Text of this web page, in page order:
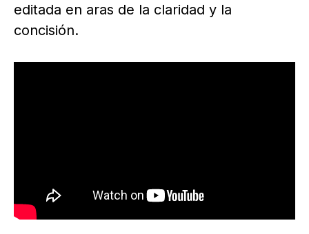
editada en aras de la claridad y la
concisión.